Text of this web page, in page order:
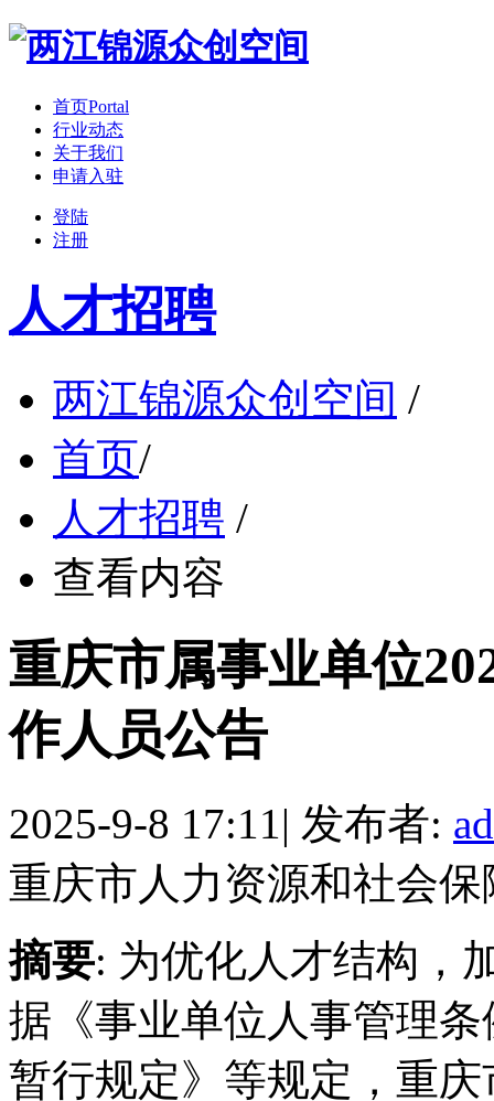
首页Portal
行业动态
关于我们
申请入驻
登陆
注册
人才招聘
两江锦源众创空间 /
首页/
人才招聘 /
查看内容
重庆市属事业单位
作人员公告
2025-9-8 17:11| 发布者:
重庆市人力资源和社会保
摘要: 为优化人才结构，
据《事业单位人事管理
暂行规定》等规定，重